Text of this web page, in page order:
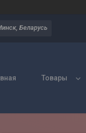
Беларусь
Товары